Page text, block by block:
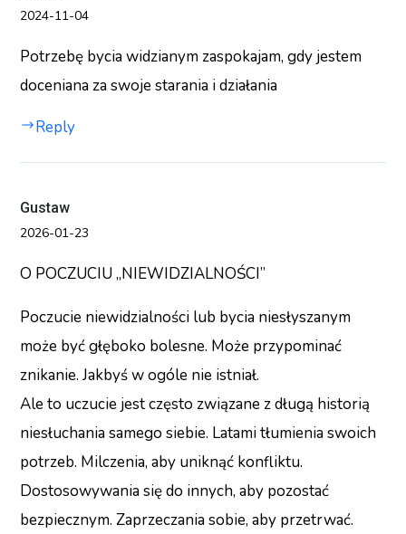
2024-11-04
Potrzebę bycia widzianym zaspokajam, gdy jestem
doceniana za swoje starania i działania
Reply
Gustaw
2026-01-23
O POCZUCIU „NIEWIDZIALNOŚCI”
Poczucie niewidzialności lub bycia niesłyszanym
może być głęboko bolesne. Może przypominać
znikanie. Jakbyś w ogóle nie istniał.
Ale to uczucie jest często związane z długą historią
niesłuchania samego siebie. Latami tłumienia swoich
potrzeb. Milczenia, aby uniknąć konfliktu.
Dostosowywania się do innych, aby pozostać
bezpiecznym. Zaprzeczania sobie, aby przetrwać.